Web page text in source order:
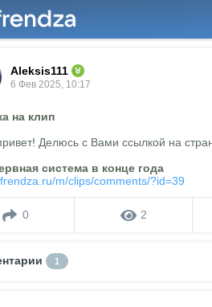
Aleksis111
6 Фев 2025, 10:17
на клип
Делюсь с Вами ссылкой на
система в конце года
m/clips/comments/?id=39
0 2
1